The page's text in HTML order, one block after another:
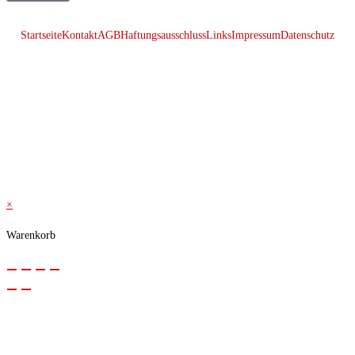
StartseiteKontaktAGBHaftungsausschlussLinksImpressumDatenschutz
×
Warenkorb